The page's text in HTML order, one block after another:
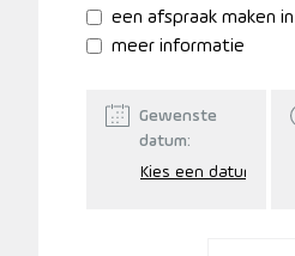
een afspraak maken
meer informatie
Gewenste
datum: